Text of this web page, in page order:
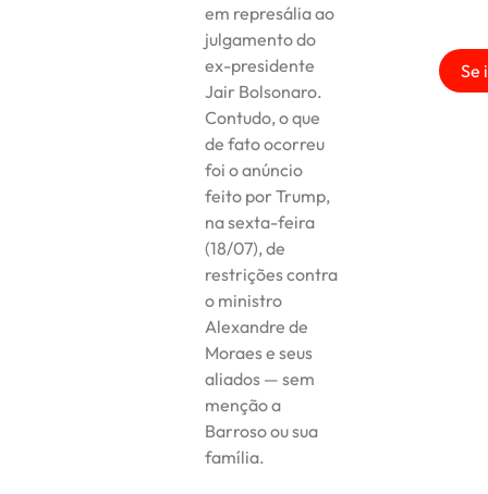
em represália ao
julgamento do
ex-presidente
Jair Bolsonaro.
Contudo, o que
de fato ocorreu
foi o anúncio
feito por Trump,
na sexta-feira
(18/07), de
restrições contra
o ministro
Alexandre de
Moraes e seus
aliados — sem
menção a
Barroso ou sua
família.
Se